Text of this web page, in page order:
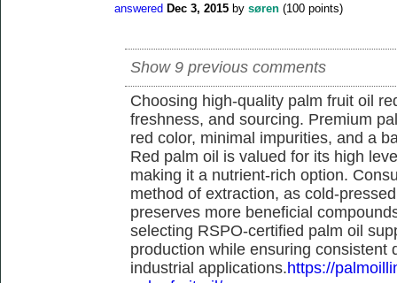
answered Dec 3, 2015 by søren (100 points)
Show 9 previous comments
Choosing high-quality palm fruit oil
freshness, and sourcing. Premium
red color, minimal impurities, and a
Red palm oil is valued for its high
making it a nutrient-rich option.
method of extraction, as cold-
preserves more beneficial
selecting RSPO-certified palm oil
production while ensuring consistent
industrial applications.https://